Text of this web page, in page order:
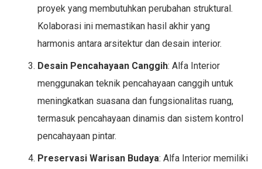
proyek yang membutuhkan perubahan struktural.
Kolaborasi ini memastikan hasil akhir yang
harmonis antara arsitektur dan desain interior.
Desain Pencahayaan Canggih: Alfa Interior
menggunakan teknik pencahayaan canggih untuk
meningkatkan suasana dan fungsionalitas ruang,
termasuk pencahayaan dinamis dan sistem kontrol
pencahayaan pintar.
Preservasi Warisan Budaya: Alfa Interior memiliki